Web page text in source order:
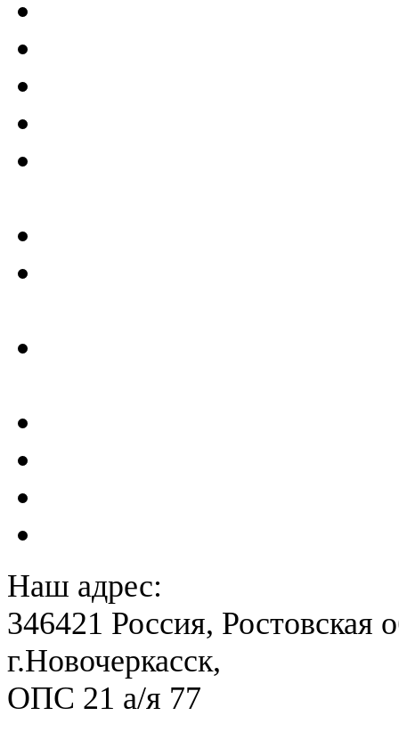
Наш адрес:
346421 Россия, Ростовская
г.Новочеркасск,
ОПС 21 а/я 77